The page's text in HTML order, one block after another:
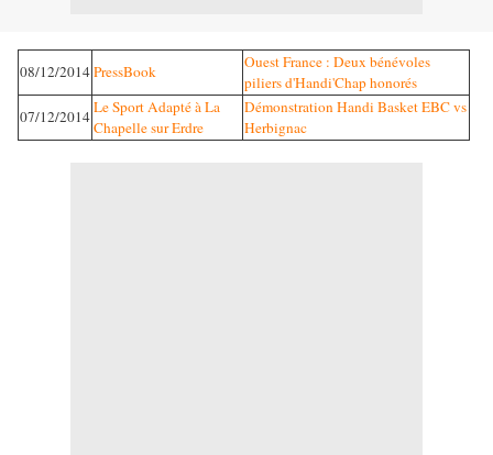
08/12/2014PressBook
Ouest France : Deux bénévoles
piliers d'Handi'Chap honorés
07/12/2014Le Sport Adapté à La
Chapelle sur Erdre
Démonstration Handi Basket EBC vs
Herbignac